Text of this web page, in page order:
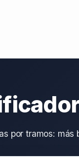
por tramos: